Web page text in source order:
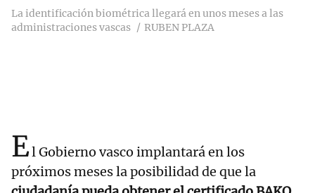
La identificación biométrica llegará en unos meses a las
administraciones vascas
RUBEN PLAZA
El Gobierno vasco implantará en los
próximos meses la posibilidad de que la